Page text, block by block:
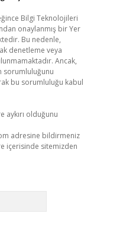
Bilgi Teknolojileri
onaylanmış bir Yer
Bu nedenle,
denetleme veya
Ancak,
sorumluluğunu
bu sorumluluğu kabul
aykırı olduğunu
adresine bildirmeniz
içerisinde sitemizden